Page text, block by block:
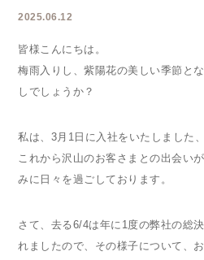
2025.06.12
皆様こんにちは。
梅雨入りし、紫陽花の美しい季節と
しでしょうか？
私は、3月1日に入社をいたしました
これから沢山のお客さまとの出会い
みに日々を過ごしております。
さて、去る6/4は年に1度の弊社の総
れましたので、その様子について、